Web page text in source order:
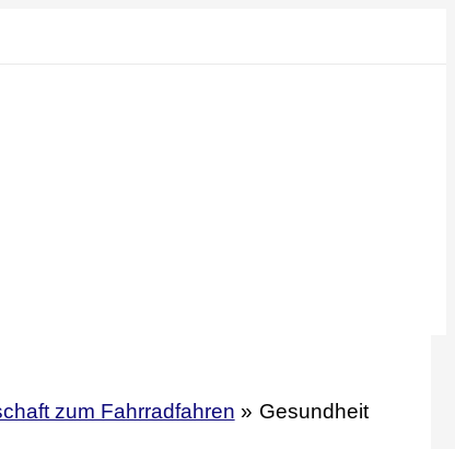
zum Fahrradfahren Gesundheit